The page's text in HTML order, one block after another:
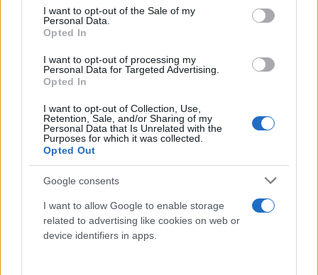
consent section.
I want to opt-out of the Sale of my
Personal Data.
Opted In
I want to opt-out of processing my
Personal Data for Targeted Advertising.
Opted In
I want to opt-out of Collection, Use,
Retention, Sale, and/or Sharing of my
Personal Data that Is Unrelated with the
Purposes for which it was collected.
Opted Out
Google consents
I want to allow Google to enable storage
related to advertising like cookies on web or
device identifiers in apps.